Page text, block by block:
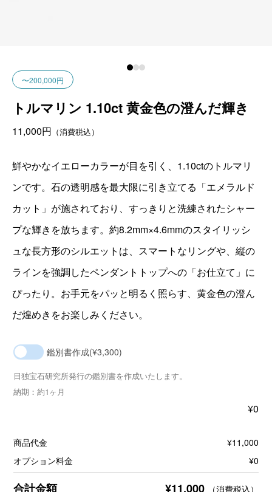
〜200,000円
トルマリン 1.10ct 黄金色の澄んだ輝き
11,000円 （消費税込）
鮮やかなイエローカラーが目を引く、1.10ctのトルマリ
ンです。石の透明感を最大限に引き立てる「エメラルド
カット」が施されており、すっきりと洗練されたシャー
プな輝きを放ちます。約8.2mm×4.6mmのスタイリッシ
ュな長方形のシルエットは、スマートなリングや、縦の
ラインを強調したペンダントトップへの「お仕立て」に
ぴったり。お手元をパッと明るく照らす、黄金色の澄ん
だ煌めきをお楽しみください。
鑑別書作成(¥3,300)
日独宝石研究所発行の鑑別書を作成いたします。
納期：約1ヶ月
¥0
商品代金 ¥11,000
オプション料金
¥0
合計金額 ¥11,000 （消費税込）